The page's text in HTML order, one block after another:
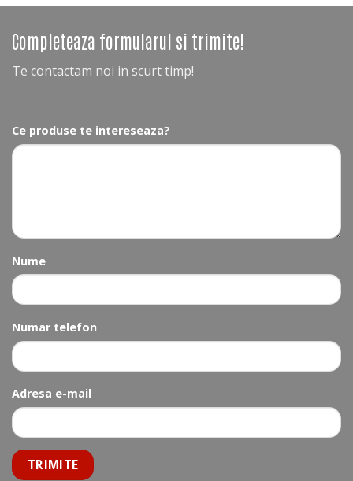
Completeaza formularul si trimite!
Te contactam noi in scurt timp!
Ce produse te intereseaza?
Nume
Numar telefon
Adresa e-mail